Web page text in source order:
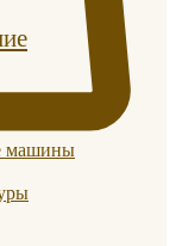
машины